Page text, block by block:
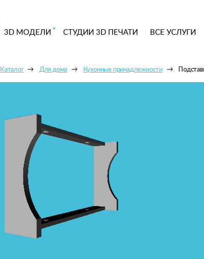
3D МОДЕЛИ СТУДИИ 3D ПЕЧАТИ ВСЕ УСЛУГИ
Каталог Для дома Кухонные принадлежности